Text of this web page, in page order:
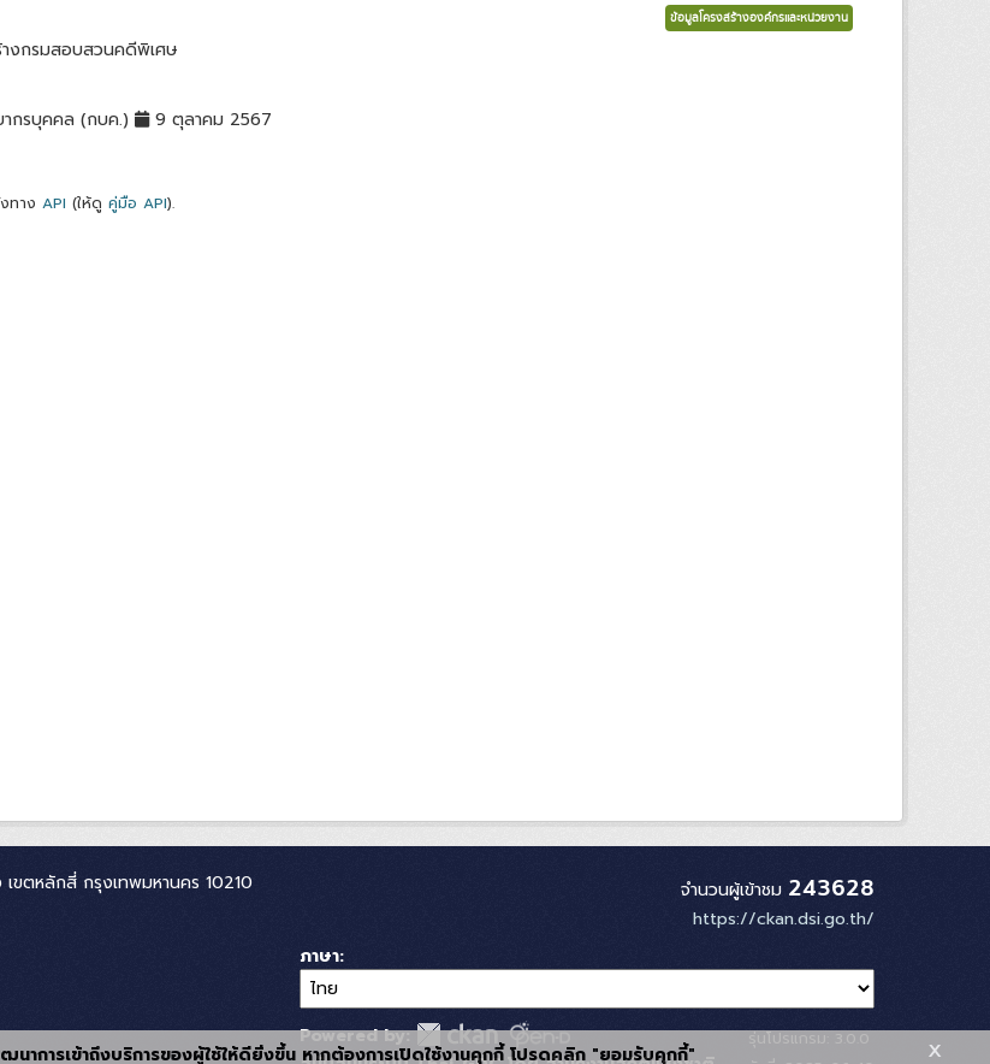
ข้อมูลโครงสร้างองค์กรและหน่วยงาน
างกรมสอบสวนคดีพิเศษ
กรบุคคล (กบค.) 9 ตุลาคม 2567
ทาง API (ให้ดู คู่มือ API).
ตหลักสี่ กรุงเทพมหานคร 10210
จำนวนผู้เข้าชม 243628
https://ckan.dsi.go.th/
ภาษา
Powered by:
นาการเข้าถึงบริการของผู้ใช้ให้ดียิ่งขึ้น หากต้องการเปิดใช้งานคุกกี้ โปรดคลิก "ยอมรับคุกกี้" x